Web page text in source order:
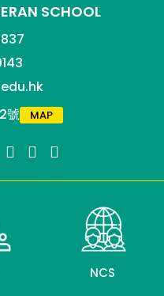
SCHOOL
號
MAP
NCS